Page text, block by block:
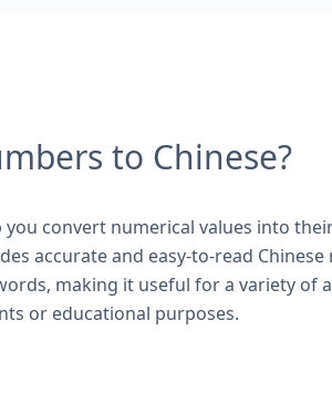
to Chinese?
convert numerical values into
accurate and easy-to-read
making it useful for a variety of
or educational purposes.